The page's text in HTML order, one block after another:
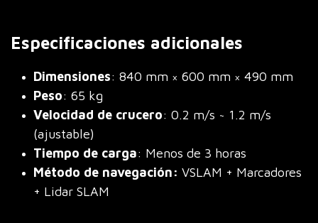
Especificaciones adicionales
Dimensiones: 840 mm × 600 mm × 490 mm
Peso: 65 kg
Velocidad de crucero: 0.2 m/s ~ 1.2 m/s
(ajustable)
Tiempo de carga: Menos de 3 horas
Método de navegación: VSLAM + Marcadores
+ Lidar SLAM